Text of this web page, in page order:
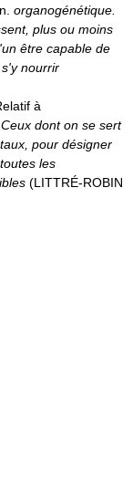
organogénétique.
plus ou moins
être capable de
nourrir
à
dont on se sert
pour désigner
les
(LITTRÉ-ROBIN